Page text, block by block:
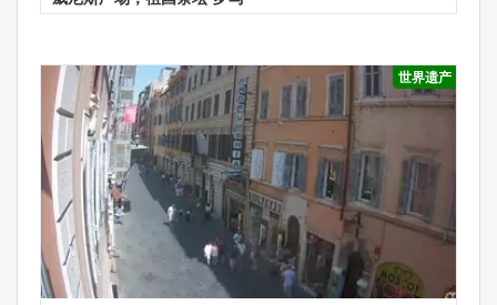
世界遗产